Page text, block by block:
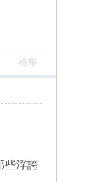
檢舉
些浮誇